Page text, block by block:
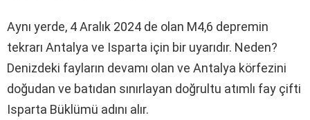
Aynı yerde, 4 Aralık 2024 de olan M4,6 depremin
tekrarı Antalya ve Isparta için bir uyarıdır. Neden?
Denizdeki fayların devamı olan ve Antalya körfezini
doğudan ve batıdan sınırlayan doğrultu atımlı fay çifti
Isparta Büklümü adını alır.